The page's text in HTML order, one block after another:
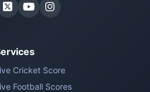
Cricket Score
Football Scores